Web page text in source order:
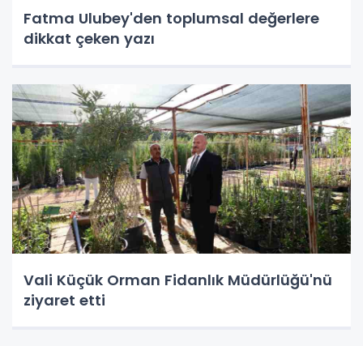
Fatma Ulubey'den toplumsal değerlere
dikkat çeken yazı
Vali Küçük Orman Fidanlık Müdürlüğü'nü
ziyaret etti